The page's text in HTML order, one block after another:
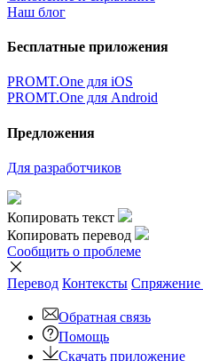
Наш блог
Бесплатные приложения
PROMT.One для iOS
PROMT.One для Android
Предложения
Для разработчиков
Копировать текст
Копировать перевод
Сообщить о проблеме
Перевод Контексты Спряжение
Обратная связь
Помощь
Скачать приложение